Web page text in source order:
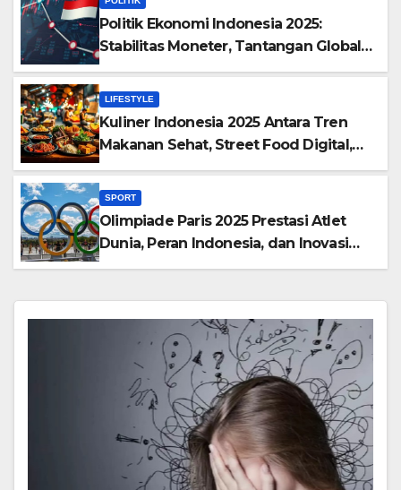
Politik Ekonomi Indonesia 2025:
Stabilitas Moneter, Tantangan Global,
dan Strategi Pertumbuhan
LIFESTYLE
Kuliner Indonesia 2025 Antara Tren
Makanan Sehat, Street Food Digital,
dan Ekspansi Global
SPORT
Olimpiade Paris 2025 Prestasi Atlet
Dunia, Peran Indonesia, dan Inovasi
Teknologi Olahraga